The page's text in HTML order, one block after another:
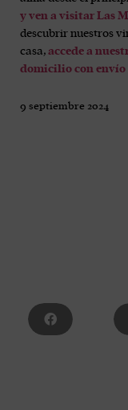
y ven a visitar Las
descubrir nuestros
casa, accede a
domicilio con
9 septiembre 2024